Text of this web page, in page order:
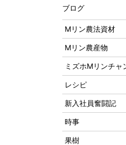
ブログ
Mリン農法資材
Mリン農産物
ミズホMリンチャ
レシピ
新入社員奮闘記
時事
果樹